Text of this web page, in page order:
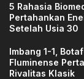
5 Rahasia
Pertahankan
Setelah Usia 30
Imbang 1-1,
Fluminense
Rivalitas Klasik